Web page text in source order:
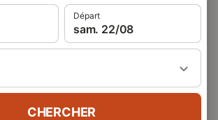
Départ
sam. 22/08
CHERCHER